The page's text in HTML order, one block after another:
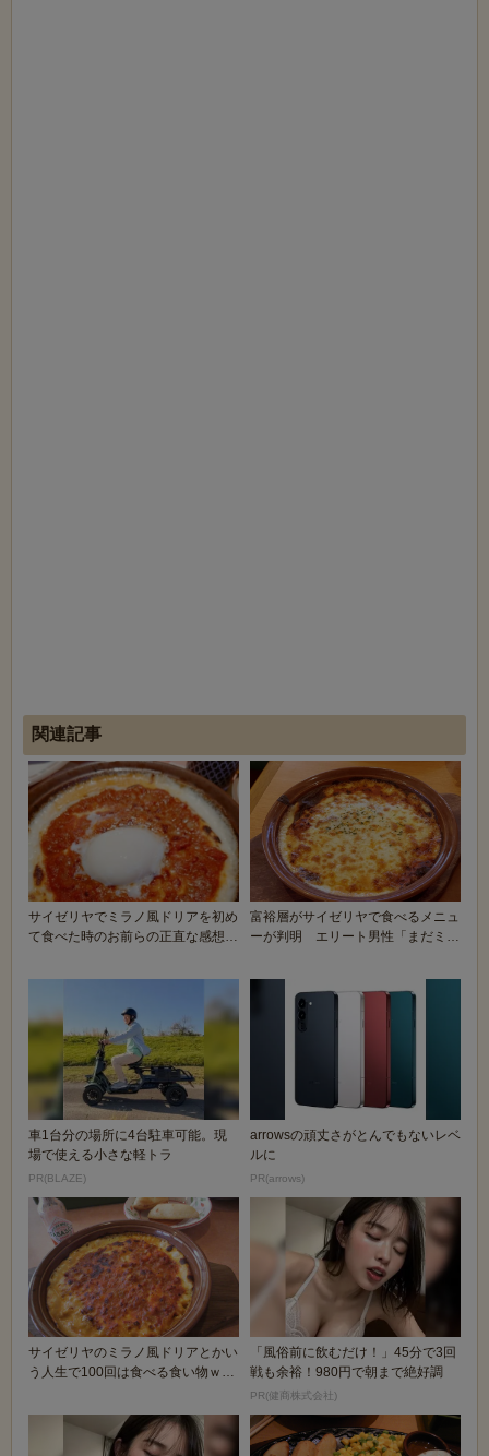
関連記事
サイゼリヤでミラノ風ドリアを初め
て食べた時のお前らの正直な感想ｗ
富裕層がサイゼリヤで食べるメニュ
ーが判明 エリート男性「まだミラ
車1台分の場所に4台駐車可能。現
場で使える小さな軽トラ
PR(BLAZE)
arrowsの頑丈さがとんでもないレベ
ルに
PR(arrows)
サイゼリヤのミラノ風ドリアとかい
う人生で100回は食べる食い物ｗｗ
「風俗前に飲むだけ！」45分で3回
戦も余裕！980円で朝まで絶好調
PR(健商株式会社)